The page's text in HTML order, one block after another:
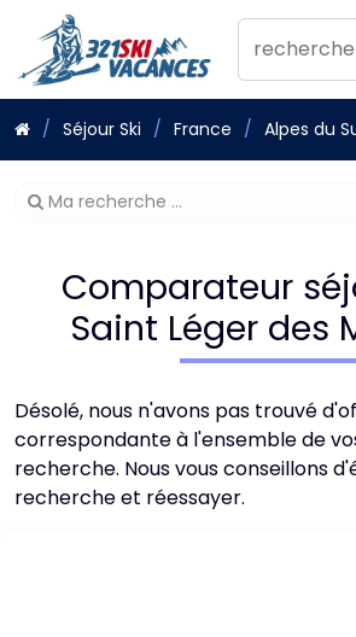
Séjour Ski France Alpes du
Modifier
Ma recherche ...
Comparateur
Saint Léger des
Désolé, nous n'avons pas trouvé
correspondante à l'ensemble de
recherche. Nous vous conseillons
recherche et réessayer.